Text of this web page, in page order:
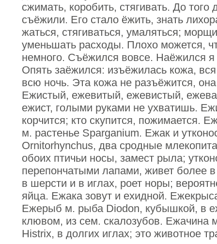
сжимать, коробить, стягивать. До
съёжили. Его стало ёжить, знать
жаться, стягиваться, умаляться;
уменьшать расходы. Плохо можется,
немного. Съёжился вовсе. Наёжился
Опять заёжился: изъёжилась кожа,
всю ночь. Эта кожа не разъёжится,
Ежистый, ежевитый, ежевистый,
ежист, голыми руками не ухватишь.
корчится; кто скупится, пожимается.
м. растенье Sparganium. Ежак и
Ornitorhynchus, два сродные
обоих птичьи носы, замест рыла;
перепончатыми лапами, живет более
в шерсти и в иглах, роет норы;
яйца. Ежака зовут и ехидной.
Ежерыб м. рыба Diodon, кубышкой, в
клювом, из сем. скалозубов. Ежачина
Histrix, в долгих иглах; это животное